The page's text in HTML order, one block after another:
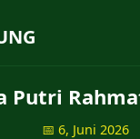
Putri
📅 6, Juni 2026